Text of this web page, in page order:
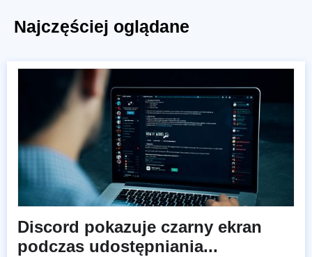
Najczęściej oglądane
Discord pokazuje czarny ekran
podczas udostępniania...